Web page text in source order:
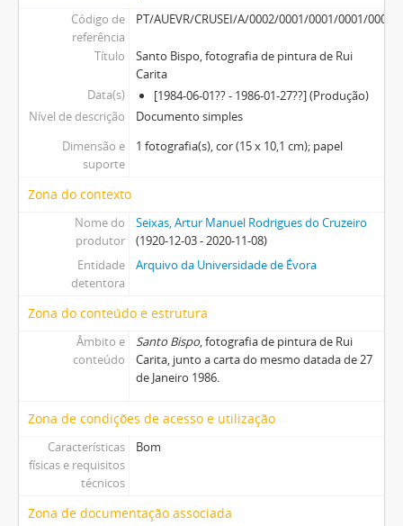
Código de
referência
PT/AUEVR/CRUSEI/A/0002/0001/0001/0001/0004
Título
Santo Bispo, fotografia de pintura de Rui
Carita
Data(s)
[1984-06-01?? - 1986-01-27??] (Produção)
Nível de descrição
Documento simples
Dimensão e
suporte
1 fotografia(s), cor (15 x 10,1 cm); papel
Zona do contexto
Nome do
produtor
Seixas, Artur Manuel Rodrigues do Cruzeiro
(1920-12-03 - 2020-11-08)
Entidade
detentora
Arquivo da Universidade de Évora
Zona do conteúdo e estrutura
Âmbito e
conteúdo
Santo Bispo, fotografia de pintura de Rui
Carita, junto a carta do mesmo datada de 27
de Janeiro 1986.
Zona de condições de acesso e utilização
Características
físicas e requisitos
técnicos
Bom
Zona de documentação associada